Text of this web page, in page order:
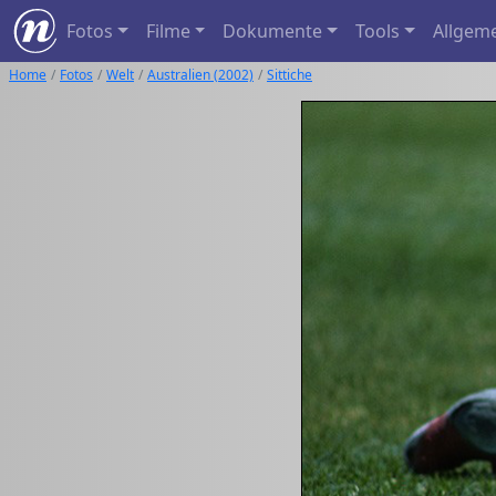
Fotos Filme Dokumente Tools
Home Fotos Welt Australien (2002) Sittiche